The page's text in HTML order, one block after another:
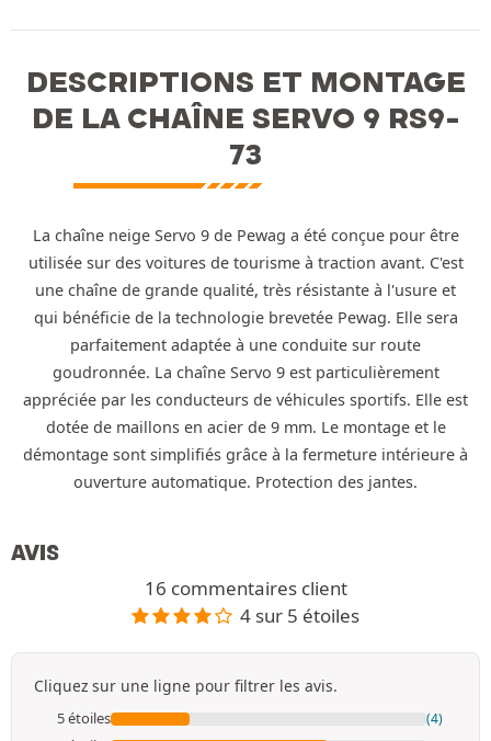
DESCRIPTIONS ET MONTAGE
DE LA CHAÎNE SERVO 9 RS9-
73
La chaîne neige Servo 9 de Pewag a été conçue pour être
utilisée sur des voitures de tourisme à traction avant. C'est
une chaîne de grande qualité, très résistante à l'usure et
qui bénéficie de la technologie brevetée Pewag. Elle sera
parfaitement adaptée à une conduite sur route
goudronnée. La chaîne Servo 9 est particulièrement
appréciée par les conducteurs de véhicules sportifs. Elle est
dotée de maillons en acier de 9 mm. Le montage et le
démontage sont simplifiés grâce à la fermeture intérieure à
ouverture automatique. Protection des jantes.
AVIS
16 commentaires client
4 sur 5 étoiles
Cliquez sur une ligne pour filtrer les avis.
5 étoiles (4)